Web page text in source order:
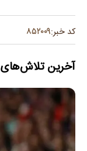
کد خبر:۸۵۲۰۰۹
آخرین تلاش‌های